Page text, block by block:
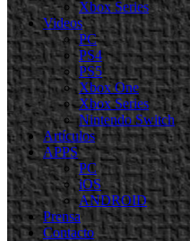
Xbox Series
Videos
PC
PS4
PS5
Xbox One
Xbox Series
Nintendo Switch
Artículos
APPS
PC
iOS
ANDROID
Prensa
Contacto